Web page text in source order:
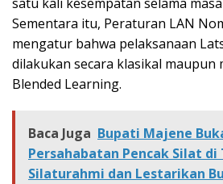
satu kali kesempatan selama
Sementara itu, Peraturan LAN
mengatur bahwa pelaksanaan
dilakukan secara klasikal maupun
Blended Learning.
Baca Juga Bupati Majene
Persahabatan Pencak Silat
Silaturahmi dan Lestarikan